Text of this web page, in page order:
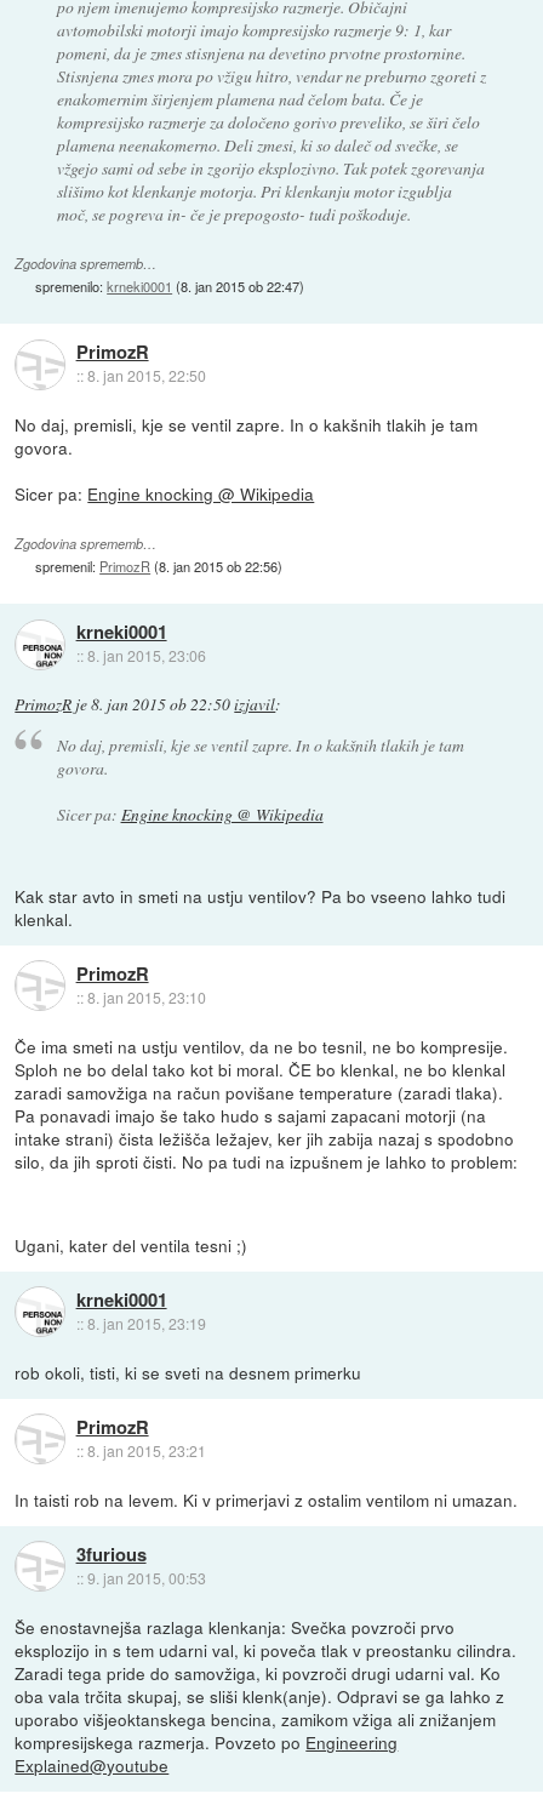
po njem imenujemo kompresijsko razmerje. Običajni
avtomobilski motorji imajo kompresijsko razmerje 9: 1, kar
pomeni, da je zmes stisnjena na devetino prvotne prostornine.
Stisnjena zmes mora po vžigu hitro, vendar ne preburno zgoreti z
enakomernim širjenjem plamena nad čelom bata. Če je
kompresijsko razmerje za določeno gorivo preveliko, se širi čelo
plamena neenakomerno. Deli zmesi, ki so daleč od svečke, se
vžgejo sami od sebe in zgorijo eksplozivno. Tak potek zgorevanja
slišimo kot klenkanje motorja. Pri klenkanju motor izgublja
moč, se pogreva in- če je prepogosto- tudi poškoduje.
Zgodovina sprememb…
spremenilo:krneki0001 (8. jan 2015 ob 22:47)
PrimozR
::8. jan 2015, 22:50
No daj, premisli, kje se ventil zapre. In o kakšnih tlakih je tam
govora.
Sicer pa: Engine knocking @ Wikipedia
Zgodovina sprememb…
spremenil: PrimozR (8. jan 2015 ob 22:56)
krneki0001
::8. jan 2015, 23:06
PrimozR je8. jan 2015 ob 22:50izjavil:
No daj, premisli, kje se ventil zapre. In o kakšnih tlakih je tam
govora.
Sicer pa: Engine knocking @ Wikipedia
Kak star avto in smeti na ustju ventilov? Pa bo vseeno lahko tudi
klenkal.
PrimozR
::8. jan 2015, 23:10
Če ima smeti na ustju ventilov, da ne bo tesnil, ne bo kompresije.
Sploh ne bo delal tako kot bi moral. ČE bo klenkal, ne bo klenkal
zaradi samovžiga na račun povišane temperature (zaradi tlaka).
Pa ponavadi imajo še tako hudo s sajami zapacani motorji (na
intake strani) čista ležišča ležajev, ker jih zabija nazaj s spodobno
silo, da jih sproti čisti. No pa tudi na izpušnem je lahko to problem:
Ugani, kater del ventila tesni ;)
krneki0001
::8. jan 2015, 23:19
rob okoli, tisti, ki se sveti na desnem primerku
PrimozR
::8. jan 2015, 23:21
In taisti rob na levem. Ki v primerjavi z ostalim ventilom ni umazan.
3furious
::9. jan 2015, 00:53
Še enostavnejša razlaga klenkanja: Svečka povzroči prvo
eksplozijo in s tem udarni val, ki poveča tlak v preostanku cilindra.
Zaradi tega pride do samovžiga, ki povzroči drugi udarni val. Ko
oba vala trčita skupaj, se sliši klenk(anje). Odpravi se ga lahko z
uporabo višjeoktanskega bencina, zamikom vžiga ali znižanjem
kompresijskega razmerja. Povzeto po Engineering
Explained@youtube